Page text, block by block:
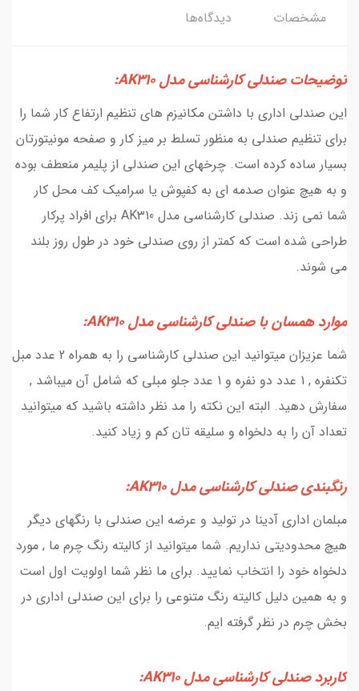
مشخصات دیدگاه‌ها
توضیحات صندلی کارشناسی مدل AK310:
این صندلی اداری با داشتن مکانیزم های تنظیم ارتفاع کار شما را
برای تنظیم صندلی به منظور تسلط بر میز کار و صفحه مونیتورتان
بسیار ساده کرده است. چرخهای این صندلی از پلیمر منعطف بوده
و به هیچ عنوان صدمه ای به کفپوش یا سرامیک کف محل کار
شما نمی زند. صندلی کارشناسی مدل AK310 برای افراد پرکار
طراحی شده است که کمتر از روی صندلی خود در طول روز بلند
می شوند.
موارد همسان با صندلی کارشناسی مدل AK310:
شما عزیزان میتوانید این صندلی کارشناسی را به همراه 2 عدد مبل
تکنفره , 1 عدد دو نفره و 1 عدد جلو مبلی که شامل آن میباشد ,
سفارش دهید. البته این نکته را مد نظر داشته باشید که میتوانید
تعداد آن را به دلخواه و سلیقه تان کم و زیاد کنید.
رنگبندی صندلی کارشناسی مدل AK310:
مبلمان اداری آدینا در تولید و عرضه این صندلی با رنگهای دیگر
هیچ محدودیتی نداریم. شما میتوانید از کالیته رنگ چرم ما , مورد
دلخواه خود را انتخاب نمایید. برای ما نظر شما اولویت اول است
و به همین دلیل کالیته رنگ متنوعی را برای این صندلی اداری در
بخش چرم در نظر گرفته ایم.
کاربرد صندلی کارشناسی مدل AK310: